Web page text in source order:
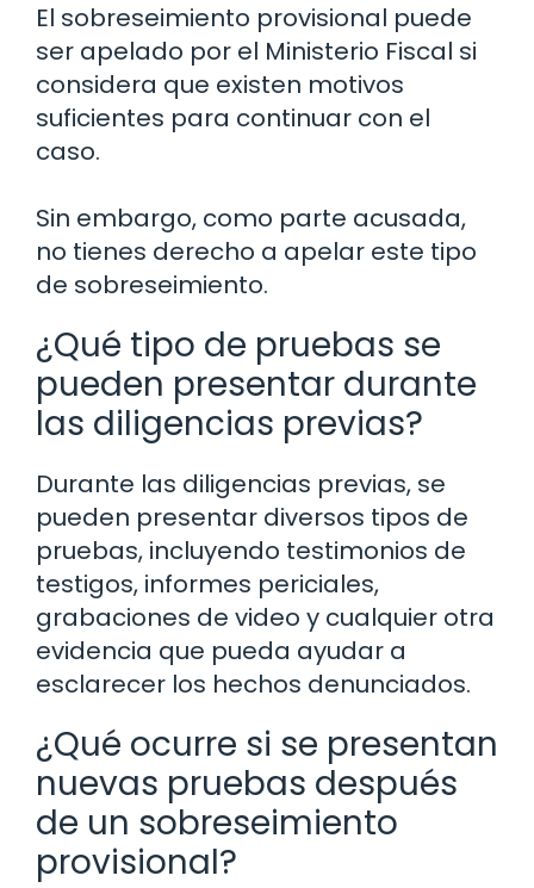
El sobreseimiento provisional puede
ser apelado por el Ministerio Fiscal si
considera que existen motivos
suficientes para continuar con el
caso.
Sin embargo, como parte acusada,
no tienes derecho a apelar este tipo
de sobreseimiento.
¿Qué tipo de pruebas se
pueden presentar durante
las diligencias previas?
Durante las diligencias previas, se
pueden presentar diversos tipos de
pruebas, incluyendo testimonios de
testigos, informes periciales,
grabaciones de video y cualquier otra
evidencia que pueda ayudar a
esclarecer los hechos denunciados.
¿Qué ocurre si se presentan
nuevas pruebas después
de un sobreseimiento
provisional?